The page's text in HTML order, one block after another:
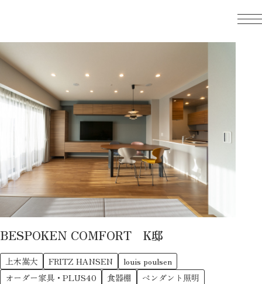
COURAGE HOUSE
クラージュハウス
WORKS from CouragePlus
コーディネート実例
WORKS by COURAGE HOUSE
SHOPS
SELECTED BRANDS
ブランド紹介
BESPOKEN COMFORT K邸
上木嵩大 FRITZ HANSEN
louis poulsen
オーダー家具・PLUS40
食器棚
ペンダント照明